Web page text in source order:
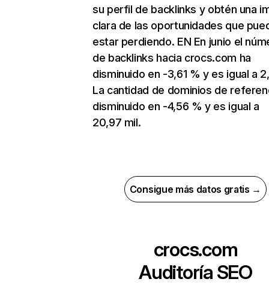
su perfil de backlinks y obtén una
clara de las oportunidades que
estar perdiendo. EN En junio el
de backlinks hacia crocs.com ha
disminuido en -3,61 % y es igual a
La cantidad de dominios de
disminuido en -4,56 % y es igual a
20,97 mil.
Consigue más datos gratis →
crocs.com
Auditoría SEO